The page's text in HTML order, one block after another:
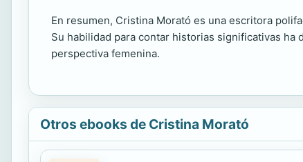
En resumen, Cristina Morató es una escritora
Su habilidad para contar historias significativas
perspectiva femenina.
Otros ebooks de Cristina Morató